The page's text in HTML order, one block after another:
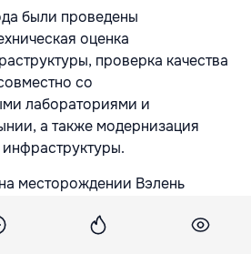
были проведены
оценка
проверка качества
со
лабораториями и
а также модернизация
месторождении Вэлень
примерно 300 тонн нефти в